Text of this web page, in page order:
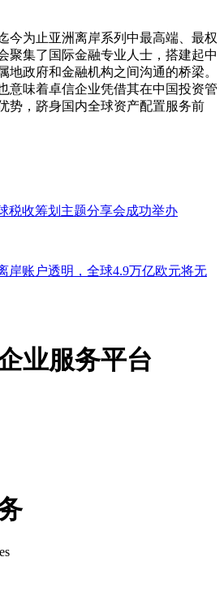
今为止亚洲离岸系列中最高端、最权
聚集了国际金融专业人士，搭建起中
地政府和金融机构之间沟通的桥梁。
意味着卓信企业凭借其在中国投资管
势，跻身国内全球资产配置服务前
税收筹划主题分享会成功举办
岸账户透明，全球4.9万亿欧元将无
业服务平台